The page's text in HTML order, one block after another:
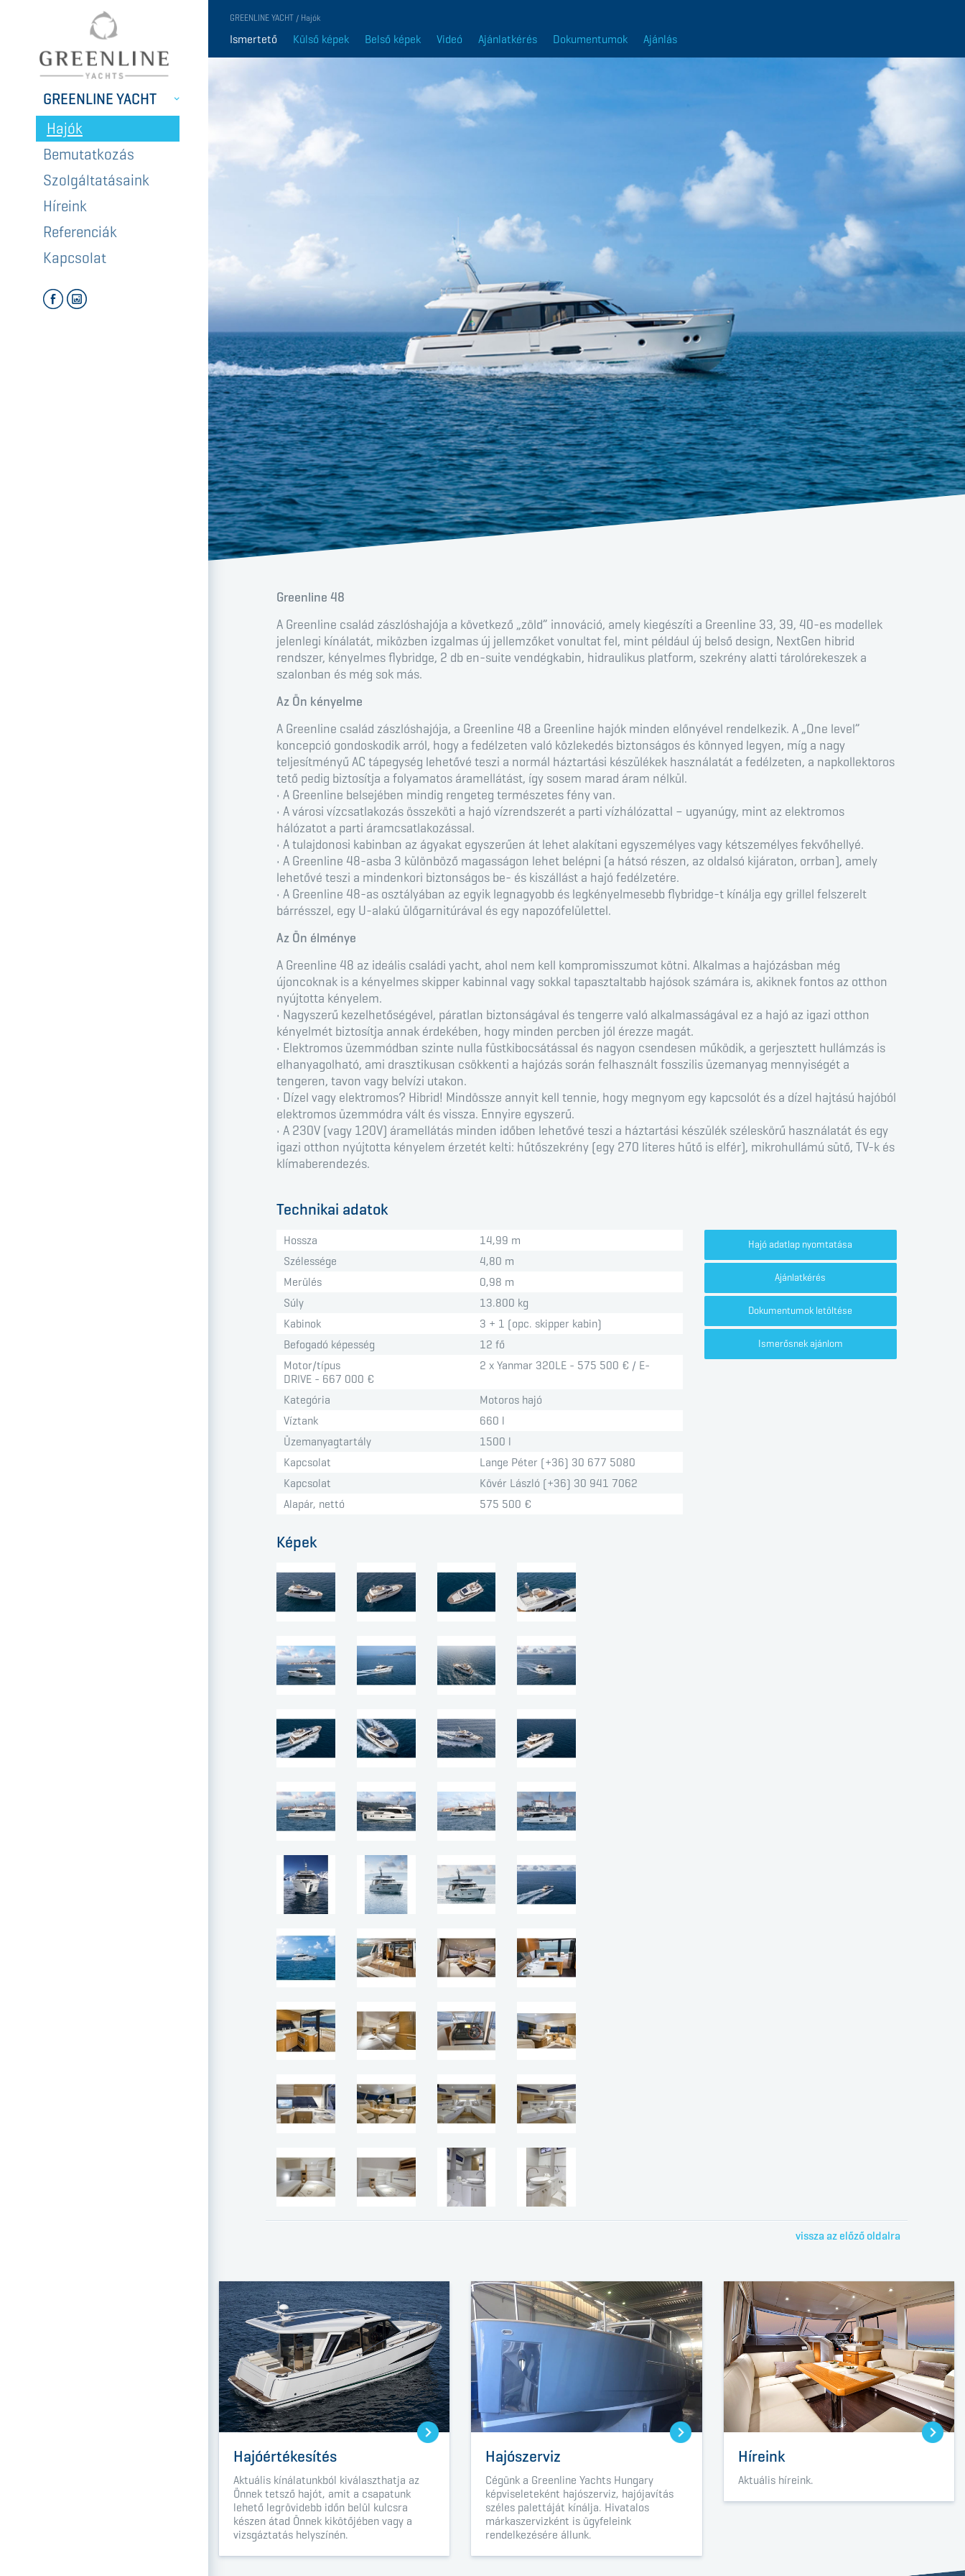
GREENLINE YACHT
Hajók
Bemutatkozás
Szolgáltatásaink
Híreink
Referenciák
Kapcsolat
GREENLINE YACHT / Hajók
Ismertető Külső képek Belső képek Videó Ajánlatkérés Dokumentumok Ajánlás
Greenline 48
A Greenline család zászlóshajója a következő „zöld” innováció, amely kiegészíti a Greenline 33, 39, 40-es modellek
jelenlegi kínálatát, miközben izgalmas új jellemzőket vonultat fel, mint például új belső design, NextGen hibrid
rendszer, kényelmes flybridge, 2 db en-suite vendégkabin, hidraulikus platform, szekrény alatti tárolórekeszek a
szalonban és még sok más.
Az Ön kényelme
A Greenline család zászlóshajója, a Greenline 48 a Greenline hajók minden előnyével rendelkezik. A „One level”
koncepció gondoskodik arról, hogy a fedélzeten való közlekedés biztonságos és könnyed legyen, míg a nagy
teljesítményű AC tápegység lehetővé teszi a normál háztartási készülékek használatát a fedélzeten, a napkollektoros
tető pedig biztosítja a folyamatos áramellátást, így sosem marad áram nélkül.
• A Greenline belsejében mindig rengeteg természetes fény van.
• A városi vízcsatlakozás összeköti a hajó vízrendszerét a parti vízhálózattal – ugyanúgy, mint az elektromos
hálózatot a parti áramcsatlakozással.
• A tulajdonosi kabinban az ágyakat egyszerűen át lehet alakítani egyszemélyes vagy kétszemélyes fekvőhellyé.
• A Greenline 48-asba 3 különböző magasságon lehet belépni (a hátsó részen, az oldalsó kijáraton, orrban), amely
lehetővé teszi a mindenkori biztonságos be- és kiszállást a hajó fedélzetére.
• A Greenline 48-as osztályában az egyik legnagyobb és legkényelmesebb flybridge-t kínálja egy grillel felszerelt
bárrésszel, egy U-alakú ülőgarnitúrával és egy napozófelülettel.
Az Ön élménye
A Greenline 48 az ideális családi yacht, ahol nem kell kompromisszumot kötni. Alkalmas a hajózásban még
újoncoknak is a kényelmes skipper kabinnal vagy sokkal tapasztaltabb hajósok számára is, akiknek fontos az otthon
nyújtotta kényelem.
• Nagyszerű kezelhetőségével, páratlan biztonságával és tengerre való alkalmasságával ez a hajó az igazi otthon
kényelmét biztosítja annak érdekében, hogy minden percben jól érezze magát.
• Elektromos üzemmódban szinte nulla füstkibocsátással és nagyon csendesen működik, a gerjesztett hullámzás is
elhanyagolható, ami drasztikusan csökkenti a hajózás során felhasznált fosszilis üzemanyag mennyiségét a
tengeren, tavon vagy belvízi utakon.
• Dízel vagy elektromos? Hibrid! Mindössze annyit kell tennie, hogy megnyom egy kapcsolót és a dízel hajtású hajóból
elektromos üzemmódra vált és vissza. Ennyire egyszerű.
• A 230V (vagy 120V) áramellátás minden időben lehetővé teszi a háztartási készülék széleskörű használatát és egy
igazi otthon nyújtotta kényelem érzetét kelti: hűtőszekrény (egy 270 literes hűtő is elfér), mikrohullámú sütő, TV-k és
klímaberendezés.
Technikai adatok
Hossza
14,99 m
Szélessége
4,80 m
Merülés
0,98 m
Súly
13.800 kg
Kabinok
3 + 1 (opc. skipper kabin)
Befogadó képesség
12 fő
Motor/típus
2 x Yanmar 320LE - 575 500 € / E-
DRIVE - 667 000 €
Kategória
Motoros hajó
Víztank
660 l
Üzemanyagtartály
1500 l
Kapcsolat
Lange Péter (+36) 30 677 5080
Kapcsolat
Kövér László (+36) 30 941 7062
Alapár, nettó
575 500 €
Hajó adatlap nyomtatása
Ajánlatkérés
Dokumentumok letöltése
Ismerősnek ajánlom
Képek
vissza az előző oldalra
Hajóértékesítés
Aktuális kínálatunkból kiválaszthatja az
Önnek tetsző hajót, amit a csapatunk
lehető legrövidebb időn belül kulcsra
készen átad Önnek kikötőjében vagy a
vizsgáztatás helyszínén.
Hajószerviz
Cégünk a Greenline Yachts Hungary
képviseleteként hajószerviz, hajójavítás
széles palettáját kínálja. Hivatalos
márkaszervizként is ügyfeleink
rendelkezésére állunk.
Híreink
Aktuális híreink.